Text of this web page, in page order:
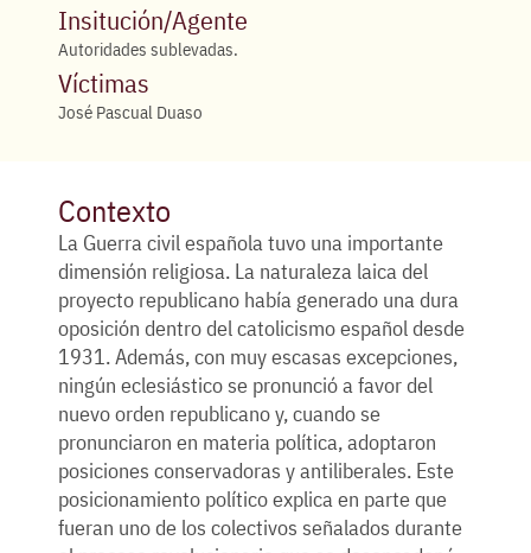
Insitución/Agente
Autoridades sublevadas.
Víctimas
José Pascual Duaso
Contexto
La Guerra civil española tuvo una importante
dimensión religiosa. La naturaleza laica del
proyecto republicano había generado una dura
oposición dentro del catolicismo español desde
1931. Además, con muy escasas excepciones,
ningún eclesiástico se pronunció a favor del
nuevo orden republicano y, cuando se
pronunciaron en materia política, adoptaron
posiciones conservadoras y antiliberales. Este
posicionamiento político explica en parte que
fueran uno de los colectivos señalados durante